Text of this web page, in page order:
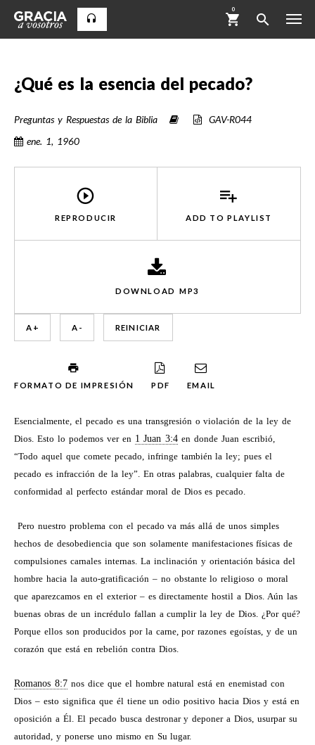
0
¿Qué es la esencia del pecado?
Preguntas y Respuestas de la Biblia
GAV-R044
ene. 1, 1960
REPRODUCIR ADD TOPLAYLIST
DOWNLOAD MP3
A + A - REINICIAR
FORMATO DE IMPRESIÓN PDF EMAIL
Esencialmente, el pecado es una transgresión o violación de la ley de
Dios. Esto lo podemos ver en 1 Juan 3:4 en donde Juan escribió,
“Todo aquel que comete pecado, infringe también la ley; pues el
pecado es infracción de la ley”. En otras palabras, cualquier falta de
conformidad al perfecto estándar moral de Dios es pecado.
Pero nuestro problema con el pecado va más allá de unos simples
hechos de desobediencia que son solamente manifestaciones físicas de
compulsiones carnales internas. La inclinación y orientación básica del
hombre hacia la auto-gratificación – no obstante lo religioso o moral
que aparezcamos en el exterior – es directamente hostil a Dios. Aún las
buenas obras de un incrédulo fallan a cumplir la ley de Dios. ¿Por qué?
Porque ellos son producidos por la carne, por razones egoístas, y de un
corazón que está en rebelión contra Dios.
Romanos 8:7nos dice que el hombre natural está en enemistad con
Dios – esto significa que él tiene un odio positivo hacia Dios y está en
oposición a Él. El pecado busca destronar y deponer a Dios, usurpar su
autoridad, y ponerse uno mismo en Su lugar.